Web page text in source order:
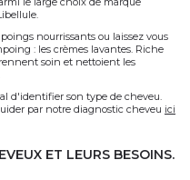
nourrissants ou laissez vous
: les crèmes lavantes. Riche
soin et nettoient les
d'identifier son type de cheveu.
par notre diagnostic cheveu ici
ET LEURS BESOINS.